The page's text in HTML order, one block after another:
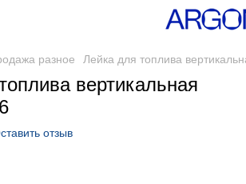
разное Лейка для топлива
вертикальная
отзыв